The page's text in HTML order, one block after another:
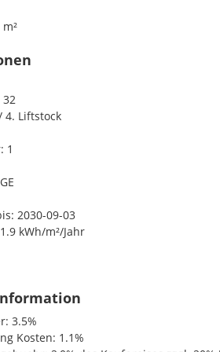
mit CA. 40,87 M² WOHNFLÄCHE und
- mit Zugang zur Loggia
m² - mit Zugang zur Loggia
m²
auf 295.000,-- EUR für den Endnutzer.
sich auf 272.000,-- EUR NETTO
4. Liftstock
1
2030-09-03
kWh/m²/Jahr
3.5%
Kosten: 1.1%